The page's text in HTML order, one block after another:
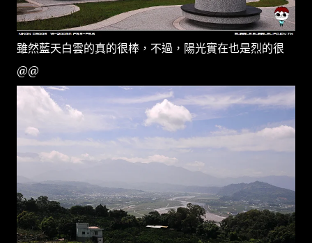
雖然藍天白雲的真的很棒，不過，陽光實在也是烈的很
@@